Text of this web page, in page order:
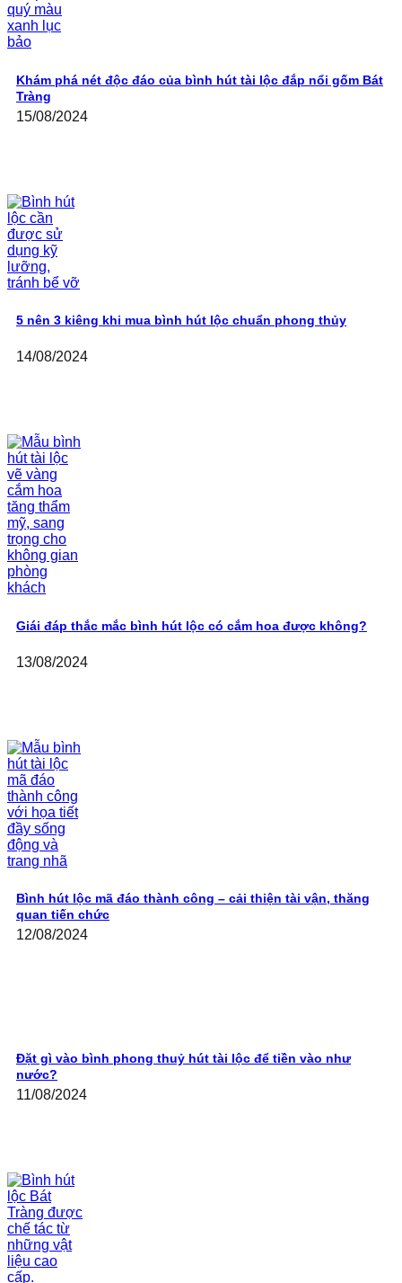
Khám phá nét độc đáo của bình hút tài lộc đắp nổi gốm Bát
Tràng
15/08/2024
5 nên 3 kiêng khi mua bình hút lộc chuẩn phong thủy
14/08/2024
Giái đáp thắc mắc bình hút lộc có cắm hoa được không?
13/08/2024
Bình hút lộc mã đáo thành công – cải thiện tài vận, thăng
quan tiến chức
12/08/2024
Đặt gì vào bình phong thuỷ hút tài lộc để tiền vào như
nước?
11/08/2024